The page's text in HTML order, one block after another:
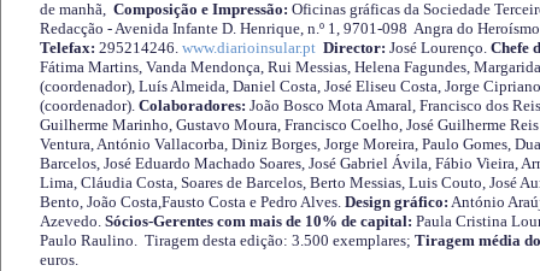
de manhã, Composição e Impressão: Oficinas gráficas da Sociedade
Redacção - Avenida Infante D. Henrique, n.º 1, 9701-098 Angra do
Telefax: 295214246. www.diarioinsular.pt Director: José Lourenço. Chefe
Fátima Martins, Vanda Mendonça, Rui Messias, Helena Fagundes,
(coordenador), Luís Almeida, Daniel Costa, José Eliseu Costa, Jorge
(coordenador). Colaboradores: João Bosco Mota Amaral, Francisco dos
Guilherme Marinho, Gustavo Moura, Francisco Coelho, José Guilherme
Ventura, António Vallacorba, Diniz Borges, Jorge Moreira, Paulo Gomes,
Barcelos, José Eduardo Machado Soares, José Gabriel Ávila, Fábio Vieira,
Lima, Cláudia Costa, Soares de Barcelos, Berto Messias, Luis Couto, José
Bento, João Costa,Fausto Costa e Pedro Alves. Design gráfico: António
Azevedo. Sócios-Gerentes com mais de 10% de capital: Paula Cristina
Paulo Raulino. Tiragem desta edição: 3.500 exemplares; Tiragem média
euros.